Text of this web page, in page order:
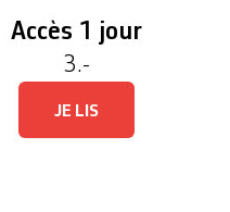
Accès 1 jour
3.-
JE LIS